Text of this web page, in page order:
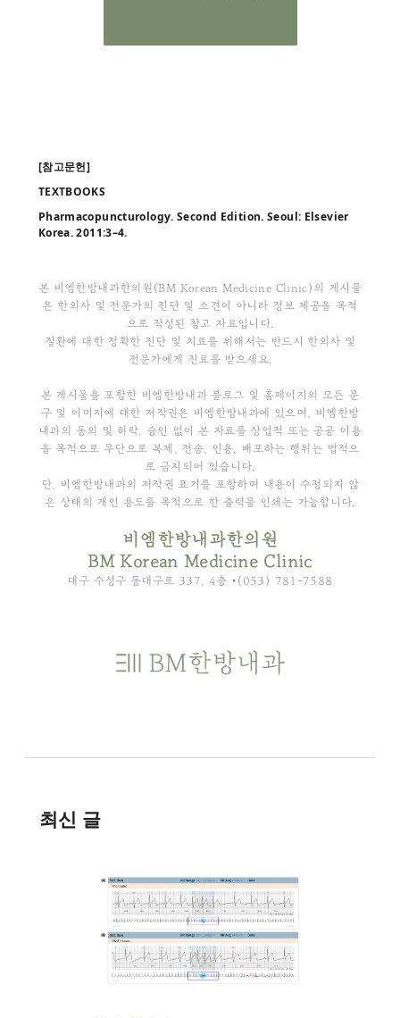
[참고문헌]
TEXTBOOKS
Pharmacopuncturology. Second Edition. Seoul: Elsevier
Korea. 2011:3–4.
본 비엠한방내과한의원(BM Korean Medicine Clinic)의 게시물
은 한의사 및 전문가의 진단 및 소견이 아니라 정보 제공을 목적
으로 작성된 참고 자료입니다.
질환에 대한 정확한 진단 및 치료를 위해서는 반드시 한의사 및
전문가에게 진료를 받으세요.
본 게시물을 포함한 비엠한방내과 블로그 및 홈페이지의 모든 문
구 및 이미지에 대한 저작권은 비엠한방내과에 있으며, 비엠한방
내과의 동의 및 허락, 승인 없이 본 자료를 상업적 또는 공공 이용
을 목적으로 무단으로 복제, 전송, 인용, 배포하는 행위는 법적으
로 금지되어 있습니다.
단, 비엠한방내과의 저작권 표기를 포함하며 내용이 수정되지 않
은 상태의 개인 용도를 목적으로 한 출력물 인쇄는 가능합니다.
비엠한방내과한의원
BM Korean Medicine Clinic
대구 수성구 동대구로 337, 4층 •(053) 781-7588
최신 글